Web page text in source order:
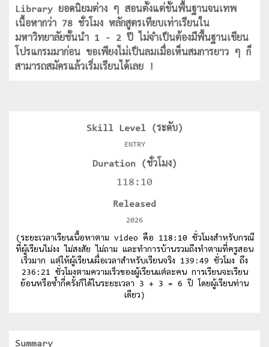
Library ยอดนิยมต่าง ๆ สอนตั้งแต่ขั้นพื้นฐานจนเทพ
เนื้อหากว่า 78 ชั่วโมง หลักสูตรเทียบเท่าเรียนใน
มหาวิทยาลัยชั้นนำ 1 - 2 ปี ไม่จำเป็นต้องมีพื้นฐานเขียน
โปรแกรมมาก่อน ขอเพียงไม่เป็นลมเมื่อเห็นสมการยาว ๆ ก็
สามารถสมัครแล้วเริ่มเรียนได้เลย !
Skill Level (ระดับ)
ENTRY
Duration (ชั่วโมง)
118:10
Released
2026
(ระยะเวลาเรียนเนื้อหาตาม video คือ 118:10 ชั่วโมงสำหรับกรณี
ที่ผู้เรียนไม่งง ไม่สงสัย ไม่ถาม และทำการบ้านรวมถึงทำตามที่ครูสอน
เร็วมาก แต่ให้ผู้เรียนเผื่อเวลาสำหรับเรียนจริง 139:49 ชั่วโมง ถึง
236:21 ชั่วโมงตามความเร็วของผู้เรียนแต่ละคน การเรียนจะเรียน
ย้อนหรือซ้ำกี่ครั้งก็ได้ในระยะเวลา 3 + 3 = 6 ปี โดยผู้เรียนท่าน
เดียว)
Summary